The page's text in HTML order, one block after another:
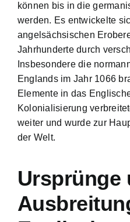
können bis in die
werden. Es entwickelte
angelsächsischen
Jahrhunderte durch
Insbesondere die
Englands im Jahr 1066
Elemente in das
Kolonialisierung
weiter und wurde zur
der Welt.
Ursprünge